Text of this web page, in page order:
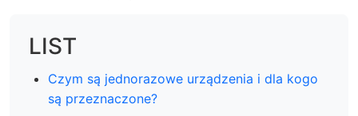
LIST
Czym są jednorazowe urządzenia i dla kogo
są przeznaczone?